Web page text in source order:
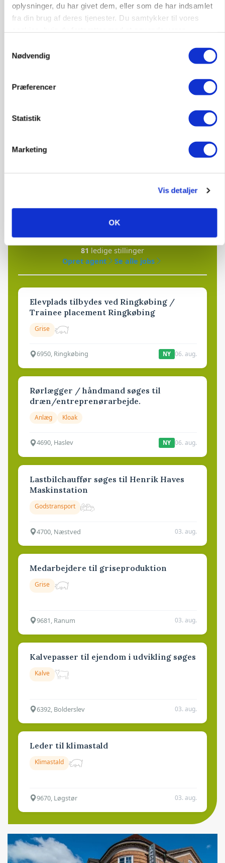
oplysninger, du har givet dem, eller som de har indsamlet
fra din brug af deres tjenester. Du samtykker til vores
Nødvendig
Præferencer
Statistik
Marketing
Vis detaljer
OK
Ny Kartoffeldag på Agromek skal samle hele
Danish Crown slår igen i noteringsstrid: Tysk
Jobs
i samarbejde med
81 ledige stillinger
Opret agent
Se alle jobs
Elevplads tilbydes ved Ringkøbing /
Trainee placement Ringkøbing
Grise
6950, Ringkøbing NY 06. aug.
Rørlægger / håndmand søges til
dræn/entreprenørarbejde.
Anlæg Kloak
4690, Haslev NY 06. aug.
Lastbilchauffør søges til Henrik Haves
Maskinstation
Godstransport
4700, Næstved 03. aug.
Medarbejdere til griseproduktion
Grise
9681, Ranum 03. aug.
Kalvepasser til ejendom i udvikling søges
Kalve
6392, Bolderslev 03. aug.
Leder til klimastald
Klimastald
9670, Løgstør 03. aug.